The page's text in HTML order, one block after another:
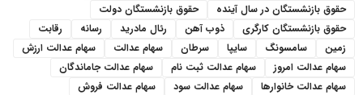
حقوق بازنشستگان در سال آینده
حقوق بازنشستگان دولت
حقوق بازنشستگان کارگری
ذوب آهن رئال مادرید رسانه
رقابت
زمین
سامسونگ سایپا سرطان سهام عدالت
سهام عدالت ارزش
سهام عدالت امروز
سهام عدالت ثبت نام
سهام عدالت جاماندگان
سهام عدالت خانوارها
سهام عدالت سود
سهام عدالت فروش